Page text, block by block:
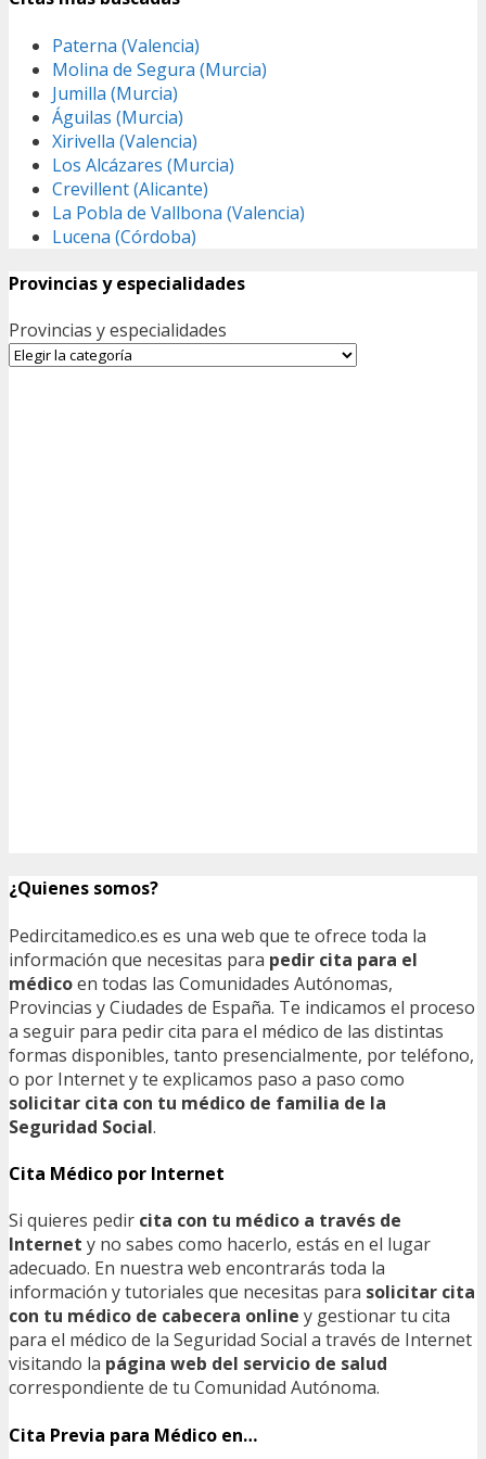
Paterna (Valencia)
Molina de Segura (Murcia)
Jumilla (Murcia)
Águilas (Murcia)
Xirivella (Valencia)
Los Alcázares (Murcia)
Crevillent (Alicante)
La Pobla de Vallbona (Valencia)
Lucena (Córdoba)
Provincias y especialidades
Provincias y especialidades
¿Quienes somos?
Pedircitamedico.es es una web que te ofrece toda la
información que necesitas para pedir cita para el
médicoen todas las Comunidades Autónomas,
Provincias y Ciudades de España. Te indicamos el proceso
a seguir para pedir cita para el médico de las distintas
formas disponibles, tanto presencialmente, por teléfono,
o por Internet y te explicamos paso a paso como
solicitar cita con tu médico de familia de la
Seguridad Social.
Cita Médico por Internet
Si quieres pedir cita con tu médico a través de
Internet y no sabes como hacerlo, estás en el lugar
adecuado. En nuestra web encontrarás toda la
información y tutoriales que necesitas para solicitar cita
con tu médico de cabecera online y gestionar tu cita
para el médico de la Seguridad Social a través de Internet
visitando la página web del servicio de salud
correspondiente de tu Comunidad Autónoma.
Cita Previa para Médico en…